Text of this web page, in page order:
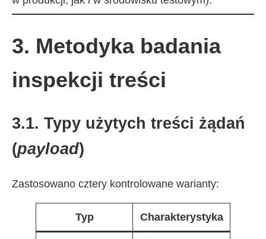
3. Metodyka badania
inspekcji treści
3.1. Typy użytych treści żądań
(payload)
Zastosowano cztery kontrolowane warianty:
Typ Charakterystyka